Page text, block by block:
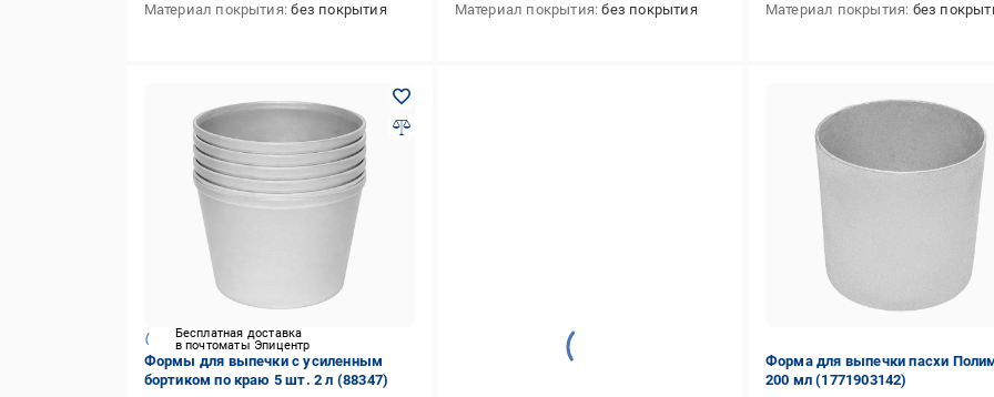
Материал покрытия без покрытия
Материал покрытия без покрытия
Материал покрытия без
Бесплатная доставка
в почтоматы Эпицентр
Формы для выпечки с усиленным
бортиком по краю 5 шт. 2 л (88347)
Форма для выпечки пасхи
200 мл (1771903142)